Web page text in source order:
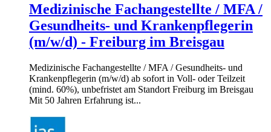
Medizinische Fachangestellte / MFA /
Gesundheits- und Krankenpflegerin
(m/w/d) - Freiburg im Breisgau
Medizinische Fachangestellte / MFA / Gesundheits- und
Krankenpflegerin (m/w/d) ab sofort in Voll- oder Teilzeit
(mind. 60%), unbefristet am Standort Freiburg im Breisgau
Mit 50 Jahren Erfahrung ist...